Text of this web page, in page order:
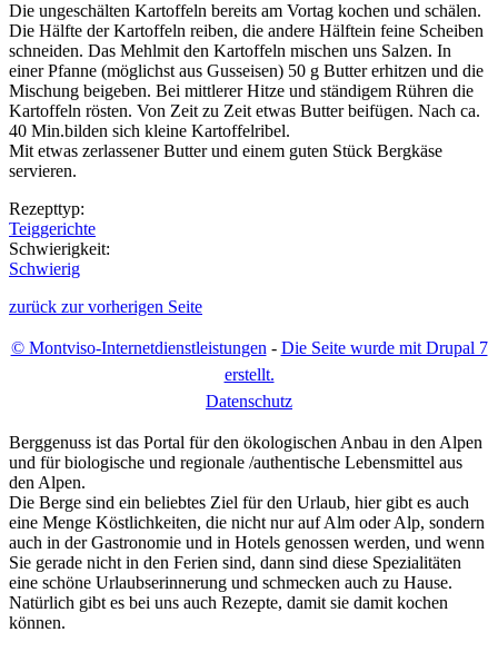
Die ungeschälten Kartoffeln bereits am Vortag kochen und schälen.
Die Hälfte der Kartoffeln reiben, die andere Hälftein feine Scheiben
schneiden. Das Mehlmit den Kartoffeln mischen uns Salzen. In
einer Pfanne (möglichst aus Gusseisen) 50 g Butter erhitzen und die
Mischung beigeben. Bei mittlerer Hitze und ständigem Rühren die
Kartoffeln rösten. Von Zeit zu Zeit etwas Butter beifügen. Nach ca.
40 Min.bilden sich kleine Kartoffelribel.
Mit etwas zerlassener Butter und einem guten Stück Bergkäse
servieren.
Rezepttyp:
Teiggerichte
Schwierigkeit:
Schwierig
zurück zur vorherigen Seite
© Montviso-Internetdienstleistungen- Die Seite wurde mit Drupal 7
erstellt.
Datenschutz
Berggenuss ist das Portal für den ökologischen Anbau in den Alpen
und für biologische und regionale /authentische Lebensmittel aus
den Alpen.
Die Berge sind ein beliebtes Ziel für den Urlaub, hier gibt es auch
eine Menge Köstlichkeiten, die nicht nur auf Alm oder Alp, sondern
auch in der Gastronomie und in Hotels genossen werden, und wenn
Sie gerade nicht in den Ferien sind, dann sind diese Spezialitäten
eine schöne Urlaubserinnerung und schmecken auch zu Hause.
Natürlich gibt es bei uns auch Rezepte, damit sie damit kochen
können.